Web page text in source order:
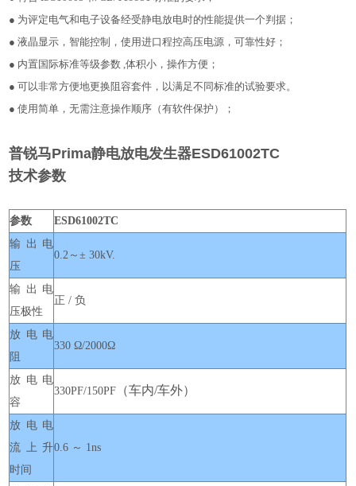
● 为评定电气和电子设备经受静电放电时的性能提供一个判据；
● 液晶显示，智能控制，使用进口程控高压电源，可靠性好；
● 内置国际标准等级参数 ,体积小，操作方便；
● 可以非常方便地更换阻容套件，以满足不同标准的试验要求。
● 使用简单，无需注意操作顺序（有软件保护）；
普锐马Prima静电放电发生器ESD61002TC
技术参数
参数 ESD61002TC
输出电
压
0.2 ～±30kV.
输出电
压极性
正 / 负
放电电
阻
330 Ω/2000Ω
放电电
容
330PF/150PF （车内/车外）
放电电
流上升
时间
0.6 ～ 1ns